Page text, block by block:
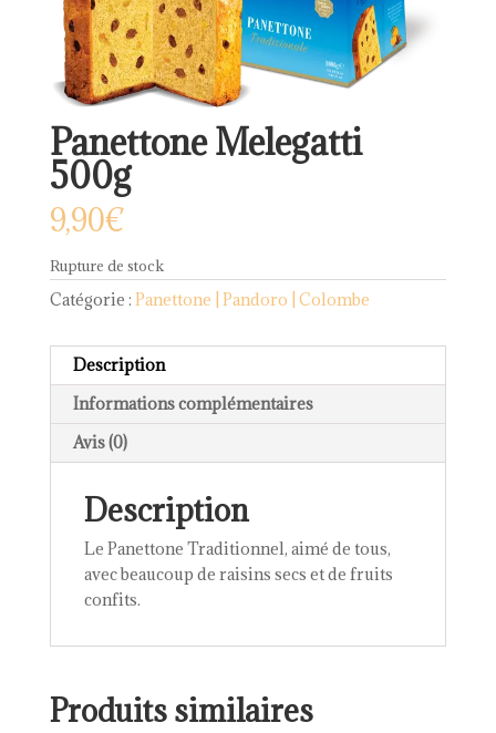
Panettone Melegatti
500g
9,90€
Rupture de stock
Catégorie : Panettone | Pandoro | Colombe
Description
Informations complémentaires
Avis (0)
Description
Le Panettone Traditionnel, aimé de tous,
avec beaucoup de raisins secs et de fruits
confits.
Produits similaires